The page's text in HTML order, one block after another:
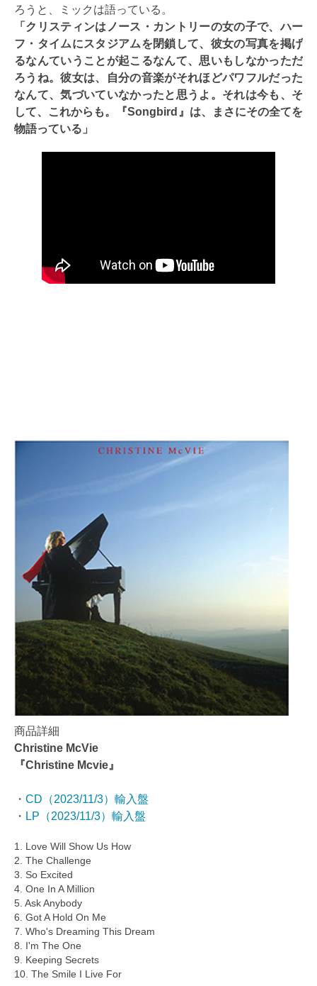
ろうと、ミックは語っている。
「クリスティンはノース・カントリーの女の子で、ハー
フ・タイムにスタジアムを閉鎖して、彼女の写真を掲げ
るなんていうことが起こるなんて、思いもしなかっただ
ろうね。彼女は、自分の音楽がそれほどパワフルだった
なんて、気づいていなかったと思うよ。それは今も、そ
して、これからも。『Songbird』は、まさにその全てを
物語っている」
商品詳細
Christine McVie
『Christine Mcvie』
・ CD（2023/11/3）輸入盤
・ LP（2023/11/3）輸入盤
1. Love Will Show Us How
2. The Challenge
3. So Excited
4. One In A Million
5. Ask Anybody
6. Got A Hold On Me
7. Who's Dreaming This Dream
8. I'm The One
9. Keeping Secrets
10. The Smile I Live For